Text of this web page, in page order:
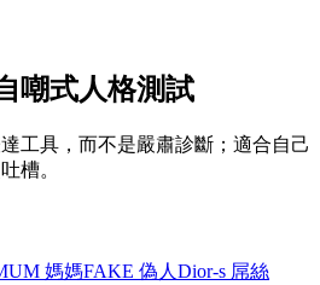
嘲式人格測試
工具，而不是嚴肅診斷；適合自己
槽。
媽媽FAKE 偽人 Dior-s 屌絲